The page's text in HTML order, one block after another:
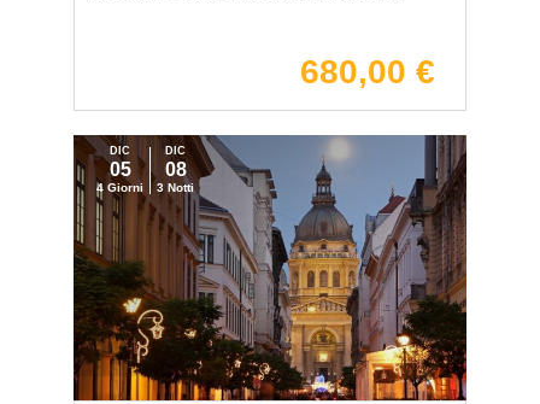
680,00 €
DIC
05
4 Giorni
DIC
08
3 Notti